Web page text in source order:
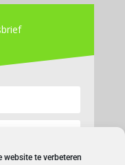
te verbeteren